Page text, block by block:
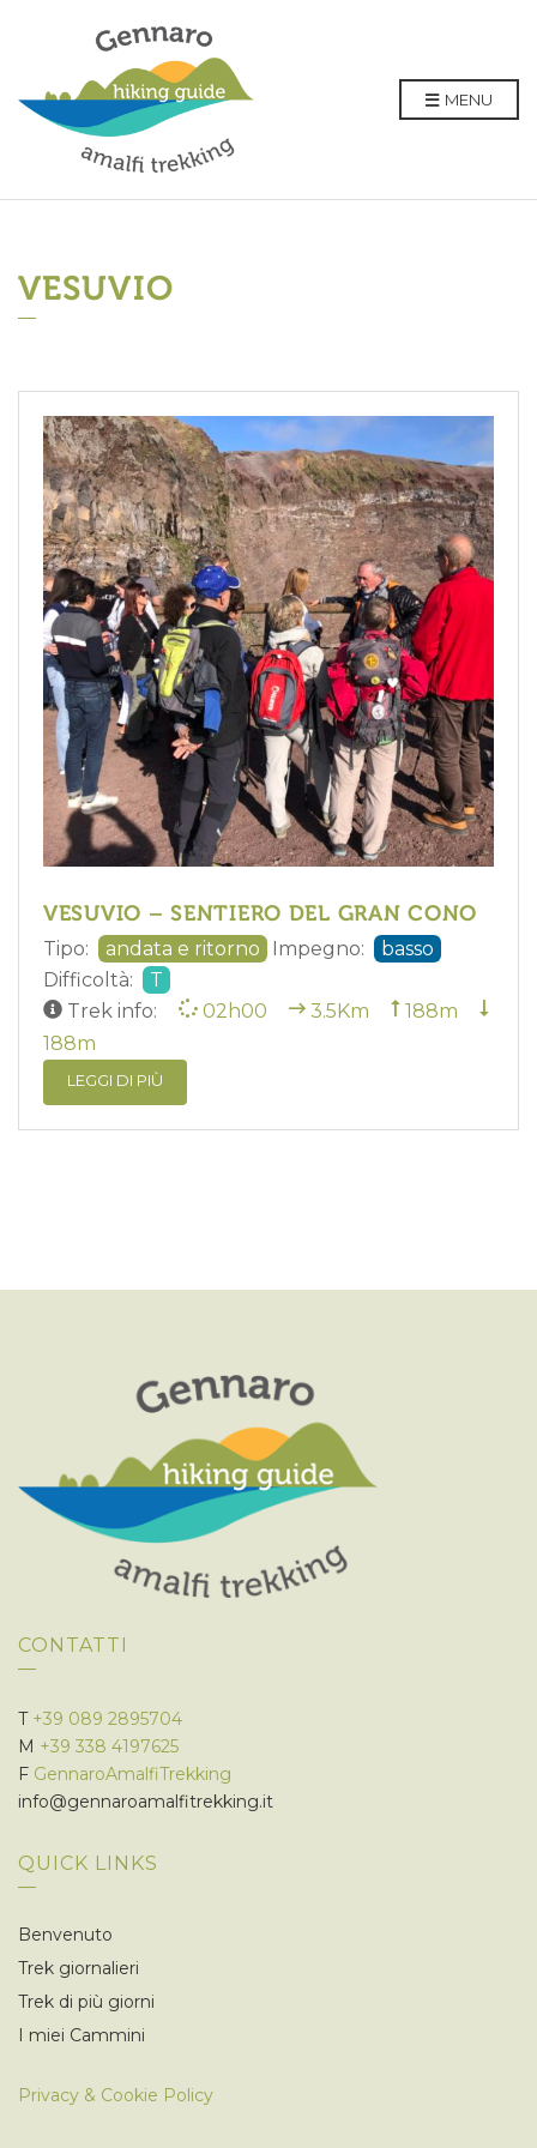
MENU
VESUVIO
VESUVIO – SENTIERO DEL GRAN CONO
Tipo: andata e ritorno Impegno:
basso
Difficoltà:
T
Trek info:
02h00 3.5Km
188m
188m
LEGGI DI PIÙ
CONTATTI
T +39 089 2895704
M +39 338 4197625
F GennaroAmalfiTrekking
info@gennaroamalfitrekking.it
QUICK LINKS
Benvenuto
Trek giornalieri
Trek di più giorni
I miei Cammini
Privacy & Cookie Policy